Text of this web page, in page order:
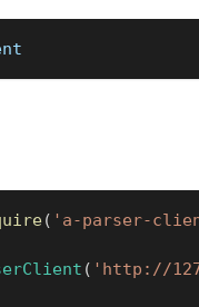
( 'a-parser-
( 'http://